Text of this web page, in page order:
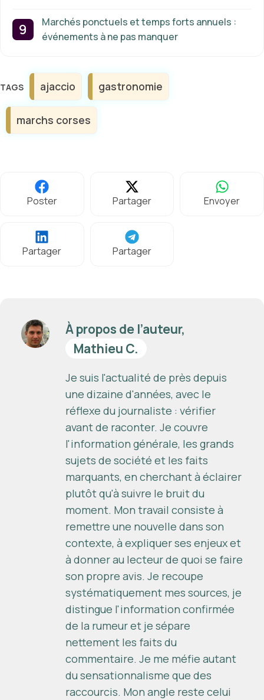
Marchés ponctuels et temps forts annuels :
événements à ne pas manquer
Étiquettes
ajaccio gastronomie
marchs corses
Poster Partager Envoyer
Partager Partager
À propos de l’auteur,
Mathieu C.
Je suis l'actualité de près depuis
une dizaine d'années, avec le
réflexe du journaliste : vérifier
avant de raconter. Je couvre
l'information générale, les grands
sujets de société et les faits
marquants, en cherchant à éclairer
plutôt qu'à suivre le bruit du
moment. Mon travail consiste à
remettre une nouvelle dans son
contexte, à expliquer ses enjeux et
à donner au lecteur de quoi se faire
son propre avis. Je recoupe
systématiquement mes sources, je
distingue l'information confirmée
de la rumeur et je sépare
nettement les faits du
commentaire. Je me méfie autant
du sensationnalisme que des
raccourcis. Mon angle reste celui